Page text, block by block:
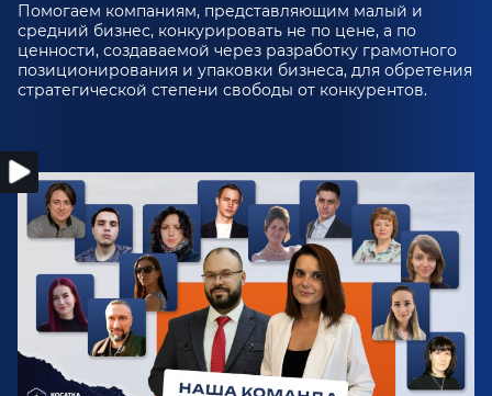
Помогаем компаниям, представляющим малый и
средний бизнес, конкурировать не по цене, а по
ценности, создаваемой через разработку грамотного
позиционирования и упаковки бизнеса, для обретения
стратегической степени свободы от конкурентов.